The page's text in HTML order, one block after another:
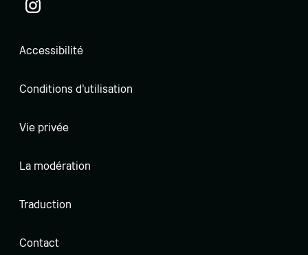
Accessibilité
Conditions d'utilisation
Vie privée
La modération
Traduction
Contact